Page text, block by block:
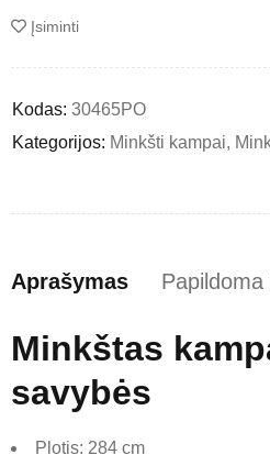
Įsiminti
Kodas: 30465PO
Kategorijos: Minkšti kampai,
Aprašymas
Minkštas
savybės
Plotis: 284 cm